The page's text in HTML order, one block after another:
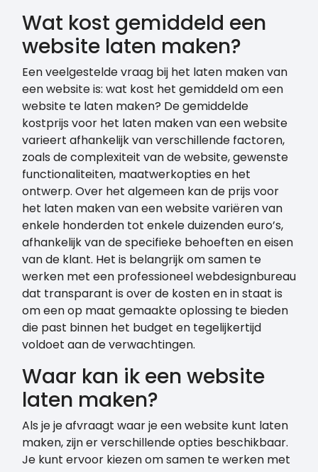
Wat kost gemiddeld een
website laten maken?
Een veelgestelde vraag bij het laten maken van
een website is: wat kost het gemiddeld om een ​​
website te laten maken? De gemiddelde
kostprijs voor het laten maken van een website
varieert afhankelijk van verschillende factoren,
zoals de complexiteit van de website, gewenste
functionaliteiten, maatwerkopties en het
ontwerp. Over het algemeen kan de prijs voor
het laten maken van een website variëren van
enkele honderden tot enkele duizenden euro’s,
afhankelijk van de specifieke behoeften en eisen
van de klant. Het is belangrijk om samen te
werken met een professioneel webdesignbureau
dat transparant is over de kosten en in staat is
om een op maat gemaakte oplossing te bieden
die past binnen het budget en tegelijkertijd
voldoet aan de verwachtingen.
Waar kan ik een website
laten maken?
Als je je afvraagt waar je een website kunt laten
maken, zijn er verschillende opties beschikbaar.
Je kunt ervoor kiezen om samen te werken met